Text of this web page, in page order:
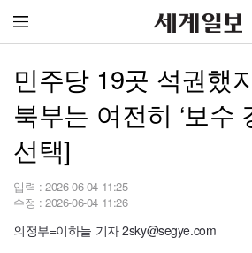
민주당 19곳 석권했
북부는 여전히 ‘보수
선택]
입력 : 2026-06-04 11:25
수정 : 2026-06-04 11:26
의정부=이하늘 기자 2sky@segye.com